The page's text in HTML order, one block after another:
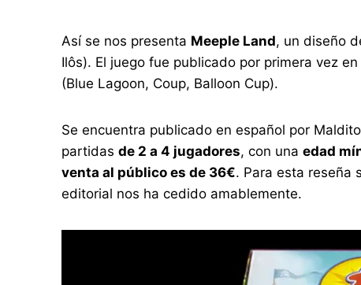
Así se nos presenta Meeple Land, un diseño
Ilôs). El juego fue publicado por primera vez
(Blue Lagoon, Coup, Balloon Cup).
Se encuentra publicado en español por
partidasde 2 a 4 jugadores, con unaedad
venta al público es de 36€. Para esta reseña
editorial nos ha cedido amablemente.